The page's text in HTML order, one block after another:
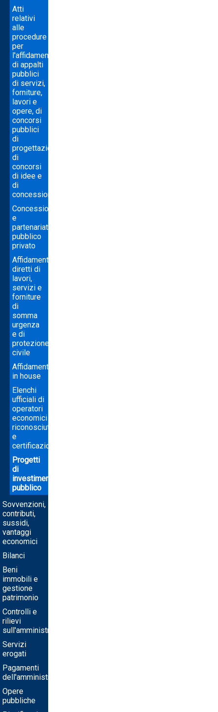
Atti
relativi
alle
procedure
per
l'affidamento
di appalti
pubblici
di servizi,
forniture,
lavori e
opere, di
concorsi
pubblici
di
progettazione,
di
concorsi
di idee e
di
concessioni
Concessioni
e
partenariato
pubblico
privato
Affidamenti
diretti di
lavori,
servizi e
forniture
di
somma
urgenza
e di
protezione
civile
Affidamenti
in house
Elenchi
ufficiali di
operatori
economici
riconosciuti
e
certificazioni
Progetti
di
investimento
pubblico
Sovvenzioni,
contributi,
sussidi,
vantaggi
economici
Bilanci
Beni
immobili e
gestione
patrimonio
Controlli e
rilievi
sull'amministrazione
Servizi
erogati
Pagamenti
dell'amministrazione
Opere
pubbliche